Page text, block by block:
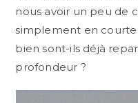
nous avoir un peu de
simplement en
bien sont-ils déjà
profondeur ?